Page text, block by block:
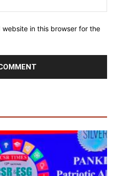
website in this browser for the